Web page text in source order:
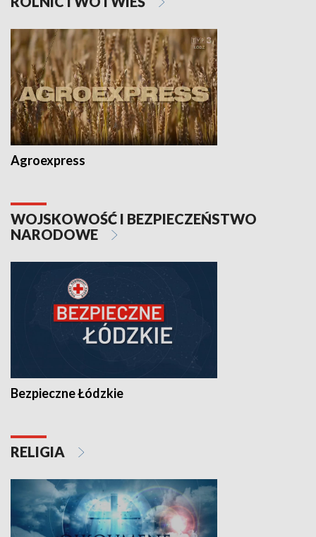
Agroexpress
WOJSKOWOŚĆ I BEZPIECZEŃSTWO
NARODOWE
Bezpieczne Łódzkie
RELIGIA